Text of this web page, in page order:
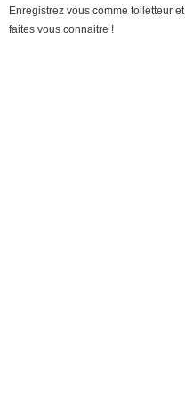
Enregistrez vous comme toiletteur et
faites vous connaitre !